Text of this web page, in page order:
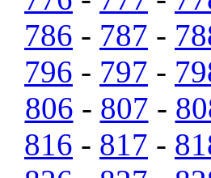
786 - 787 -
796 - 797 -
806 - 807 -
816 - 817 -